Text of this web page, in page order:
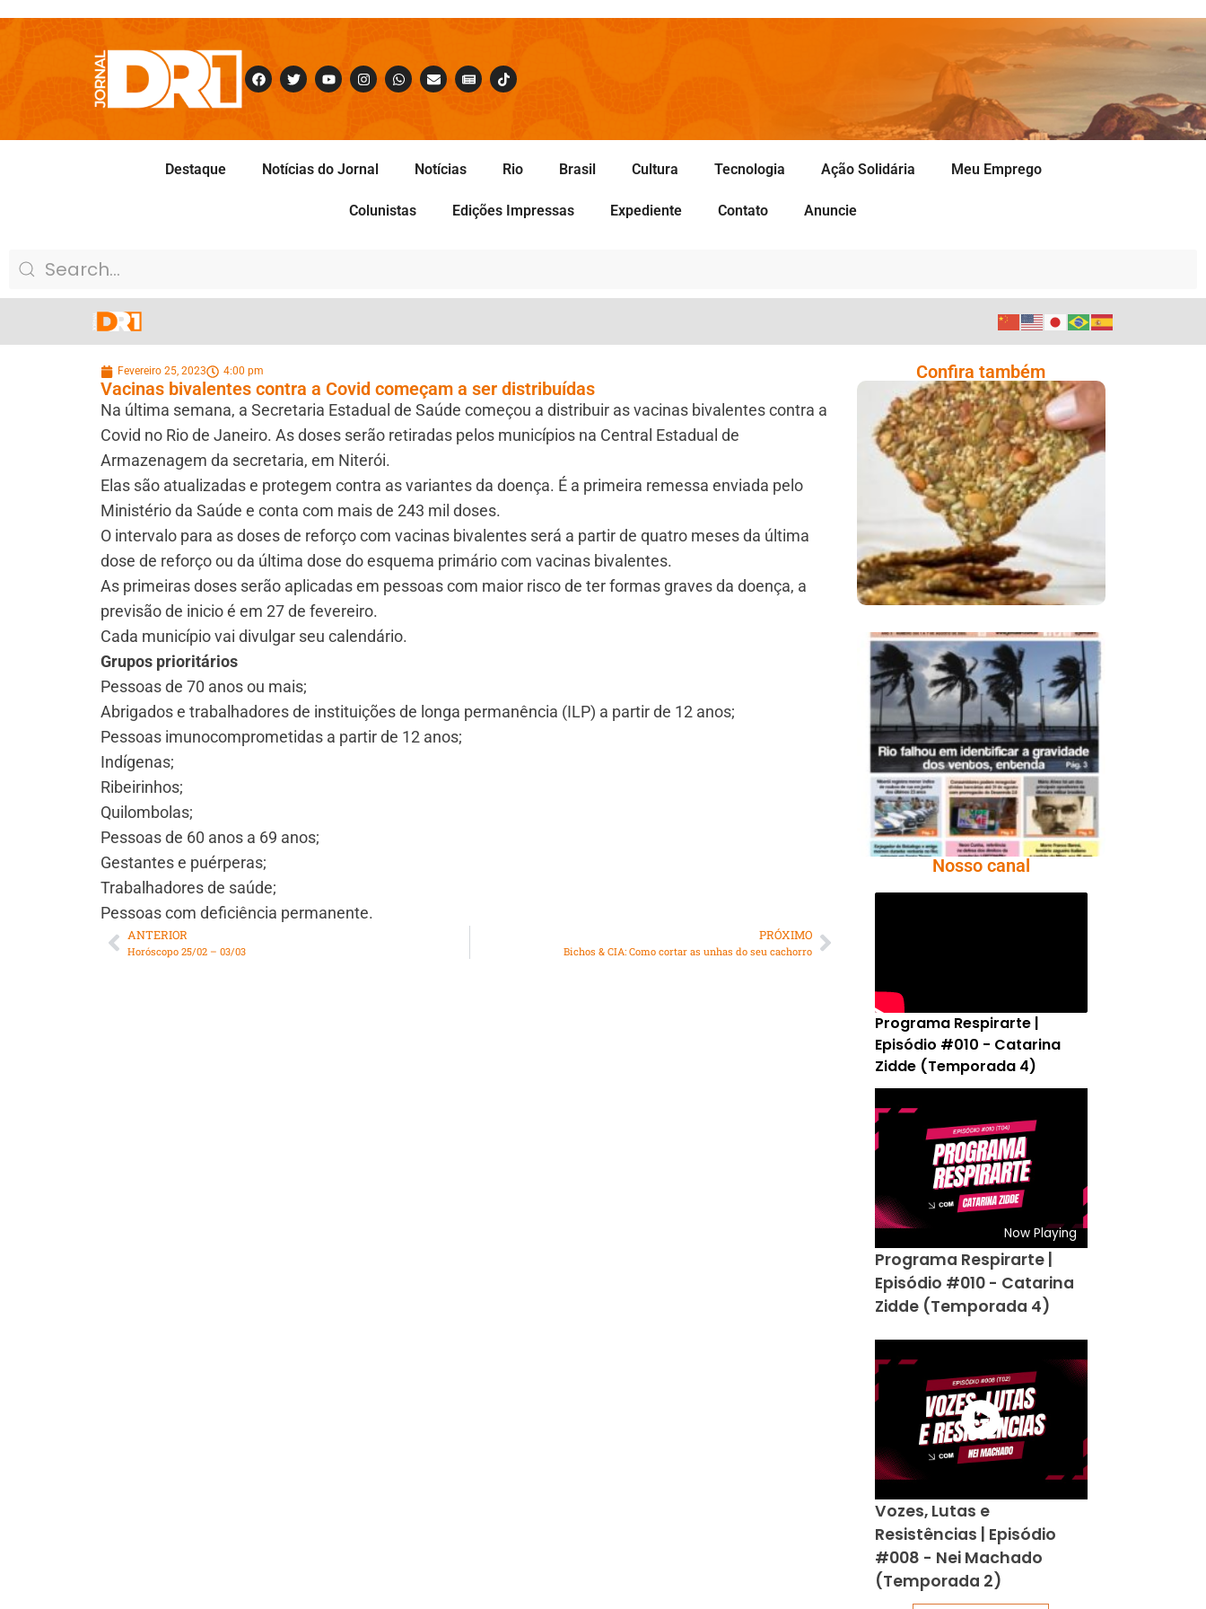
Destaque Notícias do Jornal Notícias Rio Brasil Cultura Tecnologia Ação Solidária Meu Emprego
Colunistas Edições Impressas Expediente Contato Anuncie
Fevereiro 25, 2023 4:00 pm
Vacinas bivalentes contra a Covid começam a ser distribuídas
Na última semana, a Secretaria Estadual de Saúde começou a distribuir as vacinas bivalentes contra a
Covid no Rio de Janeiro. As doses serão retiradas pelos municípios na Central Estadual de
Armazenagem da secretaria, em Niterói.
Elas são atualizadas e protegem contra as variantes da doença. É a primeira remessa enviada pelo
Ministério da Saúde e conta com mais de 243 mil doses.
O intervalo para as doses de reforço com vacinas bivalentes será a partir de quatro meses da última
dose de reforço ou da última dose do esquema primário com vacinas bivalentes.
As primeiras doses serão aplicadas em pessoas com maior risco de ter formas graves da doença, a
previsão de inicio é em 27 de fevereiro.
Cada município vai divulgar seu calendário.
Grupos prioritários
Pessoas de 70 anos ou mais;
Abrigados e trabalhadores de instituições de longa permanência (ILP) a partir de 12 anos;
Pessoas imunocomprometidas a partir de 12 anos;
Indígenas;
Ribeirinhos;
Quilombolas;
Pessoas de 60 anos a 69 anos;
Gestantes e puérperas;
Trabalhadores de saúde;
Pessoas com deficiência permanente.
ANTERIOR
Horóscopo 25/02 – 03/03
PRÓXIMO
Bichos & CIA: Como cortar as unhas do seu cachorro
Confira também
Comer Bem: Cracker
De Sementes
Ano X – Número 366
01 A 07 De Agosto De
2026
Nosso canal
Programa Respirarte |
Episódio #010 - Catarina
Zidde (Temporada 4)
Now Playing
Programa Respirarte |
Episódio #010 - Catarina
Zidde (Temporada 4)
Vozes, Lutas e
Resistências | Episódio
#008 - Nei Machado
(Temporada 2)